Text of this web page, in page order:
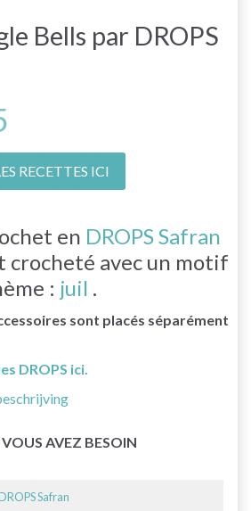
Bells par DROPS
RECETTES ICI
en DROPS Safran
crocheté avec un motif
: juil .
sont placés séparément
DROPS ici.
AVEZ BESOIN
Safran